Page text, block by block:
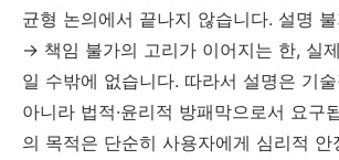
균형 논의에서 끝나지 않습니다. 설명
→ 책임 불가의 고리가 이어지는 한, 실
일 수밖에 없습니다. 따라서 설명은 기
아니라 법적·윤리적 방패막으로서 요구
의 목적은 단순히 사용자에게 심리적